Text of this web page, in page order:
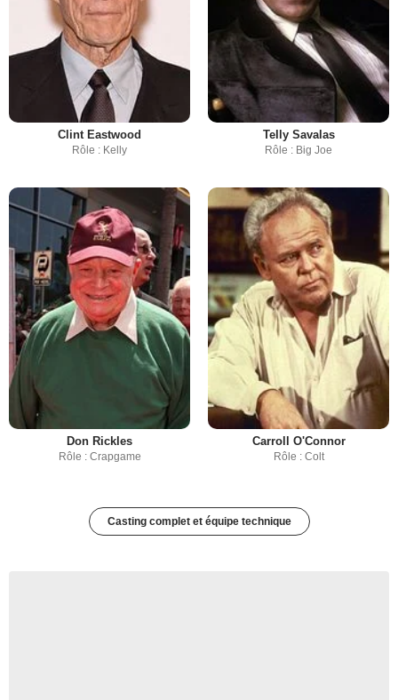
Clint Eastwood
Rôle : Kelly
Telly Savalas
Rôle : Big Joe
Don Rickles
Rôle : Crapgame
Carroll O'Connor
Rôle : Colt
Casting complet et équipe technique